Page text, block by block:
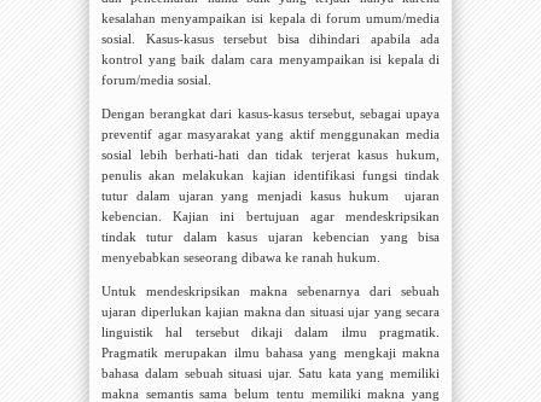
kesalahan menyampaikan isi kepala di forum umum/media
sosial. Kasus-kasus tersebut bisa dihindari apabila ada
kontrol yang baik dalam cara menyampaikan isi kepala di
forum/media sosial.
Dengan berangkat dari kasus-kasus tersebut, sebagai upaya
preventif agar masyarakat yang aktif menggunakan media
sosial lebih berhati-hati dan tidak terjerat kasus hukum,
penulis akan melakukan kajian identifikasi fungsi tindak
tutur dalam ujaran yang menjadi kasus hukum
ujaran
kebencian. Kajian ini bertujuan agar mendeskripsikan
tindak tutur dalam kasus ujaran kebencian yang bisa
menyebabkan seseorang dibawa ke ranah hukum.
Untuk mendeskripsikan makna sebenarnya dari sebuah
ujaran diperlukan kajian makna dan situasi ujar yang secara
linguistik hal tersebut dikaji dalam ilmu pragmatik.
Pragmatik merupakan ilmu bahasa yang mengkaji makna
bahasa dalam sebuah situasi ujar. Satu kata yang memiliki
makna semantis sama belum tentu memiliki makna yang